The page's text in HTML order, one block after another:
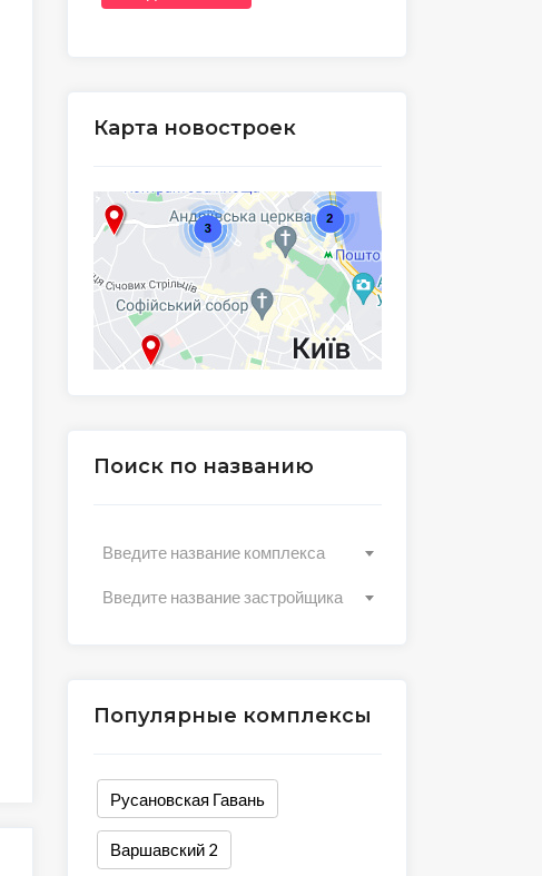
Карта новостроек
Поиск по названию
Введите название комплекса
Введите название застройщика
Популярные комплексы
Русановская Гавань
Варшавский 2